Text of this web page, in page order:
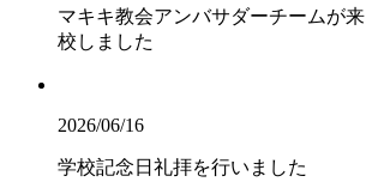
マキキ教会アンバサダーチームが来
校しました
2026/06/16
学校記念日礼拝を行いました